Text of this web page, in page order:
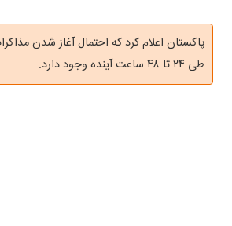
پاکستان اعلام کرد که احتمال آغاز شدن
طی ۲۴ تا ۴۸ ساعت آینده وجود دارد.